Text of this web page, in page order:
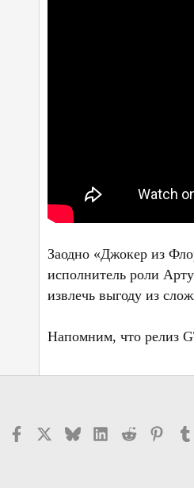
Заодно «Джокер из
исполнитель роли
извлечь выгоду из
Напомним, что релиз
FacebookX (Twitter)
BlueskyLinkedIn
Reddit